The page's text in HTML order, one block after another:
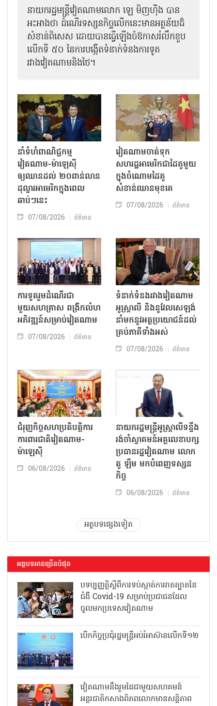
នាយករដ្ឋមន្ត្រីវៀតណាមលោក ឡេ មិញហ៊ឹង បាន
អះអាងថា ដំណើរទស្សនកិច្ចលើកនេះមានអត្ថន័យដ៏
សំខាន់ពិសេស ដោយបានធ្វើឡើងចំឱកាសរំលឹកខួប
លើកទី ៥០ នៃការបង្កើតទំនាក់ទំនងការទូត
រវាងវៀតណាមនិងថៃ។
នាំទំហំពាណិជ្ជកម្ម
វៀតណាម-ម៉ាឡេស៊ី
ឲ្យឈានដល់ ២០ពាន់លាន
ដុល្លារអាមេរិកក្នុងពេល
ឆាប់ៗនេះ
07/08/2026 ព័ត៌មាន
វៀតណាមចាត់ទុក
សហរដ្ឋអាមេរិកជាដៃគូមួយ
ក្នុងចំណោមដៃគូ
សំខាន់ឈានមុខគេ
07/08/2026 ព័ត៌មាន
ការទូតរួមដំណើរជា
មួយសហគ្រាស ពង្រីកលំហ
អភិវឌ្ឍន៍សម្រាប់វៀតណាម
07/08/2026 ព័ត៌មាន
ទំនាក់ទំនងរវាងវៀតណាម
អូស្ត្រាលី និងនូវែលសេឡង់
នាំមកនូវអត្ថប្រយោជន៍ដល់
គ្រប់ភាគីទាំងអស់
07/08/2026 ព័ត៌មាន
ជំរុញកិច្ចសហប្រតិបត្តិការ
ការពារជាតិវៀតណាម-
ម៉ាឡេស៊ី
06/08/2026 ព័ត៌មាន
នាយករដ្ឋមន្ត្រីអូស្ត្រាលីទន្ទឹង
រង់ចាំស្វាគមន៍អគ្គលេខាបក្ស
ប្រធានរដ្ឋវៀតណាម លោក
តូ ឡឹម មកបំពេញទស្សន
កិច្ច
06/08/2026 ព័ត៌មាន
អត្ថបទផ្សេងទៀត
អត្ថបទអានច្រើនបំផុត
បទប្បញ្ញត្តិស្តីពីការទប់ស្កាត់ការរាតត្បាតនៃ
ជំងឺ Covid-19 សម្រាប់ប្រជាជនដែល
ចូលមកប្រទេសវៀតណាម
បើកកិច្ចប្រជុំរដ្ឋមន្ត្រីអប់រំអាស៊ានលើកទី១២
វៀតណាមនឹងរួមដៃជាមួយសហគមន៍
អន្តរជាតិកសាងពិភពលោកមានសន្តិភាព